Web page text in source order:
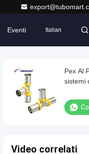
Eventi Italian
Pex Al
sistemi
Video correlati